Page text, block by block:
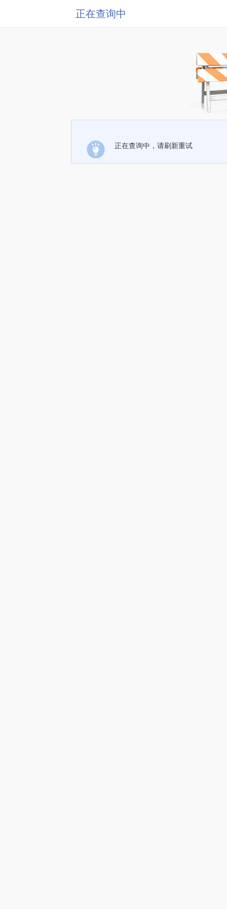
正在查询中
正在查询中，请刷新重试